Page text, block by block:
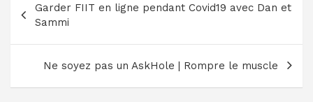
de
l’article
Garder FIIT en ligne pendant Covid19 avec Dan et
Sammi
Ne soyez pas un AskHole | Rompre le muscle